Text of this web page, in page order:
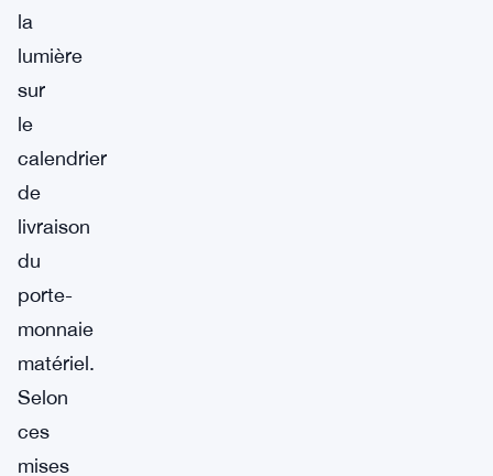
la
lumière
sur
le
calendrier
de
livraison
du
porte-
monnaie
matériel.
Selon
ces
mises